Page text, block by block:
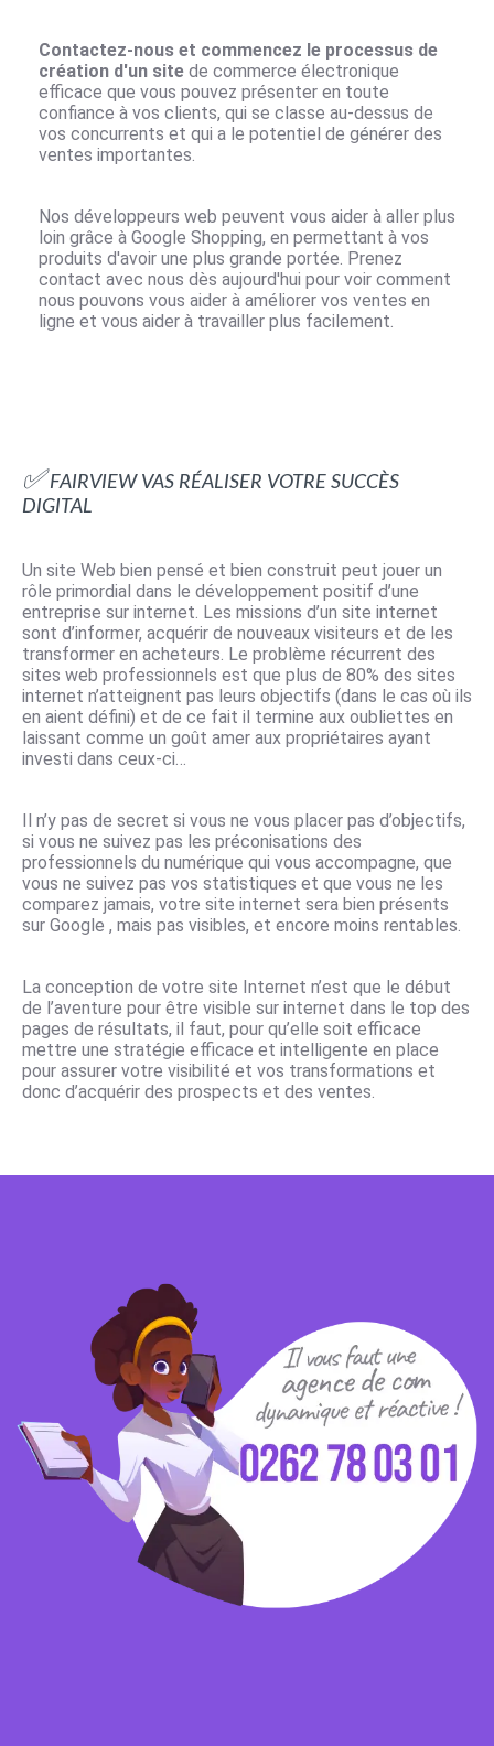
Contactez-nous et commencez le processus de
création d'un site de commerce électronique
efficace que vous pouvez présenter en toute
confiance à vos clients, qui se classe au-dessus de
vos concurrents et qui a le potentiel de générer des
ventes importantes.
Nos développeurs web peuvent vous aider à aller plus
loin grâce à Google Shopping, en permettant à vos
produits d'avoir une plus grande portée. Prenez
contact avec nous dès aujourd'hui pour voir comment
nous pouvons vous aider à améliorer vos ventes en
ligne et vous aider à travailler plus facilement.
✅ FAIRVIEW vas réaliser votre succès
digital
Un site Web bien pensé et bien construit peut jouer un
rôle primordial dans le développement positif d’une
entreprise sur internet. Les missions d’un site internet
sont d’informer, acquérir de nouveaux visiteurs et de les
transformer en acheteurs. Le problème récurrent des
sites web professionnels est que plus de 80% des sites
internet n’atteignent pas leurs objectifs (dans le cas où ils
en aient défini) et de ce fait il termine aux oubliettes en
laissant comme un goût amer aux propriétaires ayant
investi dans ceux-ci…
Il n’y pas de secret si vous ne vous placer pas d’objectifs,
si vous ne suivez pas les préconisations des
professionnels du numérique qui vous accompagne, que
vous ne suivez pas vos statistiques et que vous ne les
comparez jamais, votre site internet sera bien présents
sur Google , mais pas visibles, et encore moins rentables.
La conception de votre site Internet n’est que le début
de l’aventure pour être visible sur internet dans le top des
pages de résultats, il faut, pour qu’elle soit efficace
mettre une stratégie efficace et intelligente en place
pour assurer votre visibilité et vos transformations et
donc d’acquérir des prospects et des ventes.